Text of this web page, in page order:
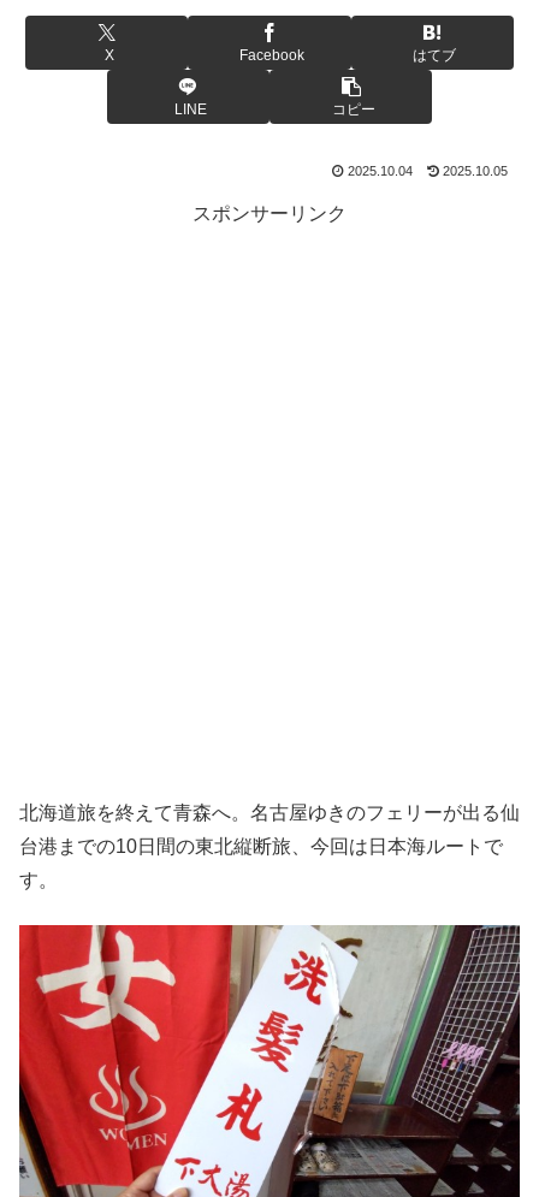
X Facebook はてブ
LINE コピー
2025.10.04 2025.10.05
スポンサーリンク
北海道旅を終えて青森へ。名古屋ゆきのフェリーが出る仙
台港までの10日間の東北縦断旅、今回は日本海ルートで
す。